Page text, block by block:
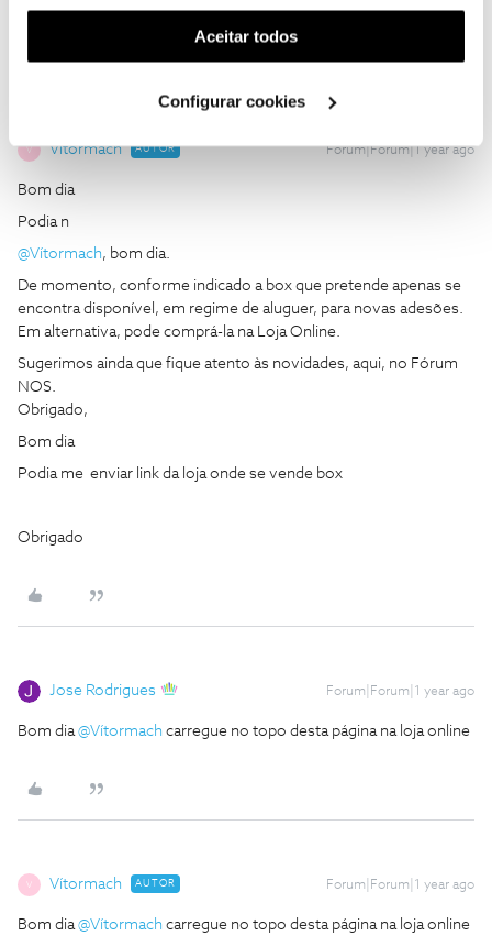
funcionalidade) e adaptar anúncios aos seus interesses
(cookies de publicidade personalizada). Pode gerir a
utilização dos cookies clicando em "Configurar
Aceitar todos
Configurar cookies
como "Melhor Resposta" e faça "Like" nos melhores comentários.
V Vítormach AUTOR Forum|Forum|1 year ago
Bom dia
Podia n
@Vítormach, bom dia.
De momento, conforme indicado a box que pretende apenas se
encontra disponível, em regime de aluguer, para novas adesões.
Em alternativa, pode comprá-la na Loja Online.
Sugerimos ainda que fique atento às novidades, aqui, no Fórum
NOS.
Obrigado,
Bom dia
Podia me enviar link da loja onde se vende box
Obrigado
Jose Rodrigues Forum|Forum|1 year ago
Bom dia@Vítormach carregue no topo desta página na loja online
V Vítormach AUTOR Forum|Forum|1 year ago
Bom dia@Vítormach carregue no topo desta página na loja online